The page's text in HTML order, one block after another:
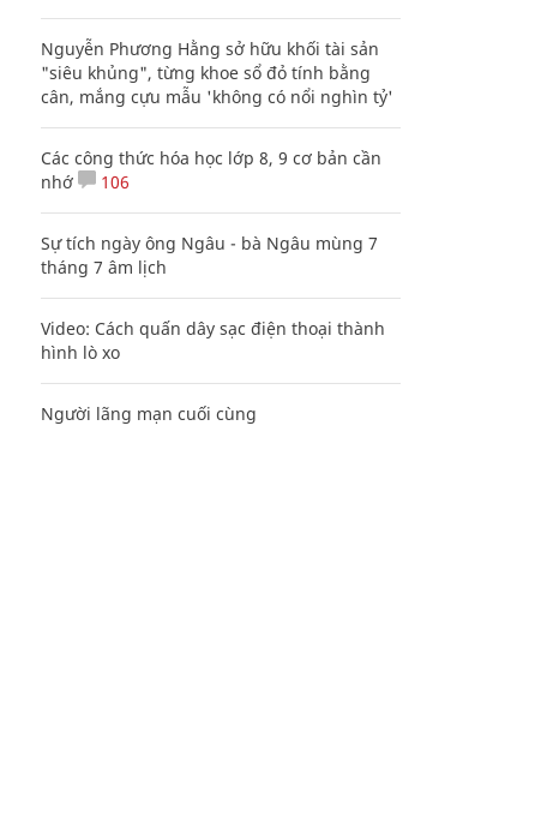
Nguyễn Phương Hằng sở hữu khối tài sản
"siêu khủng", từng khoe sổ đỏ tính bằng
cân, mắng cựu mẫu 'không có nổi nghìn tỷ'
Các công thức hóa học lớp 8, 9 cơ bản cần
nhớ
106
Sự tích ngày ông Ngâu - bà Ngâu mùng 7
tháng 7 âm lịch
Video: Cách quấn dây sạc điện thoại thành
hình lò xo
Người lãng mạn cuối cùng